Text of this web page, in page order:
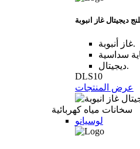
غاز أنبوبة.
ديجيتال.
DLS10
عرض المنتجات
سخانات مياه كهربائية
لوسيانو